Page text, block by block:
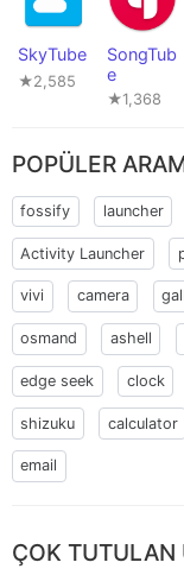
SkyTube
★2,585
SongTub
e
★1,368
POPÜLER
fossify launcher
Activity Launcher
vivi camera
osmand ashell
edge seek clock
shizuku calculator
email
ÇOK TUTULAN